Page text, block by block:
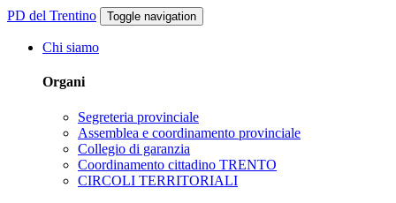
PD del Trentino Toggle navigation
Chi siamo
Organi
Segreteria provinciale
Assemblea e coordinamento provinciale
Collegio di garanzia
Coordinamento cittadino TRENTO
CIRCOLI TERRITORIALI